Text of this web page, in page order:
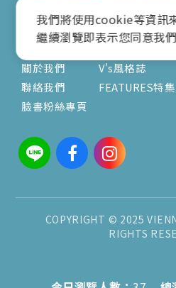
關於
關於我們
聯絡我們
臉書粉絲專頁
文章
V's風格誌
FEATURES特集
COPYRIGHT © 2025
RIGHTS
我們將使用cookie等資訊
繼續瀏覽即表示您同意我